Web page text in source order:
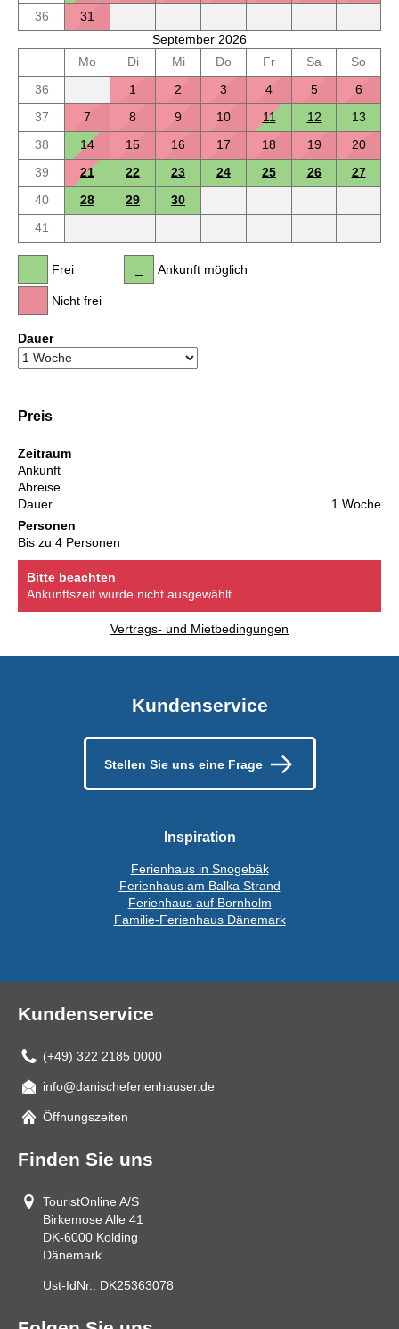
36
31
September 2026
Mo
Di Mi Do Fr Sa
So
36
1 2 3 4 5
6
37
7 8 9 10 11 12
13
38
14 15 16 17 18 19
20
39
21 22 23 24 25 26
27
40
28 29
30
41
Frei
Nicht frei
Ankunft möglich
Dauer
Preis
Zeitraum
Ankunft
Abreise
Dauer
1 Woche
Personen
Bis zu 4 Personen
Bitte beachten
Ankunftszeit wurde nicht ausgewählt.
Vertrags- und Mietbedingungen
Kundenservice
Stellen Sie uns eine Frage
Inspiration
Ferienhaus in Snogebäk
Ferienhaus am Balka Strand
Ferienhaus auf Bornholm
Familie-Ferienhaus Dänemark
Kundenservice
(+49) 322 2185 0000
Mail
info@danischeferienhauser.de
Öffnungszeiten
Finden Sie uns
TouristOnline A/S
Birkemose Alle 41
DK-6000 Kolding
Dänemark
Ust-IdNr.: DK25363078